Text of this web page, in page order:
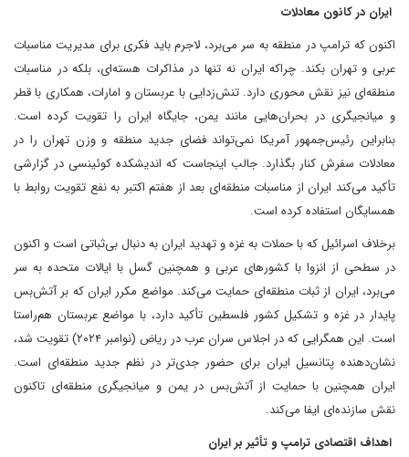
ایران در کانون معادلات
اکنون که ترامپ در منطقه به سر می‌برد، لاجرم باید فکری برای مدیریت مناسبات
عربی و تهران بکند. چراکه ایران نه تنها در مذاکرات هسته‌ای، بلکه در مناسبات
منطقه‌ای نیز نقش محوری دارد. تنش‌زدایی با عربستان و امارات، همکاری با قطر
و میانجیگری در بحران‌هایی مانند یمن، جایگاه ایران را تقویت کرده است.
بنابراین رئیس‌جمهور آمریکا نمی‌تواند فضای جدید منطقه و وزن تهران را در
معادلات سفرش کنار بگذارد. جالب اینجاست که اندیشکده کوئینسی در گزارشی
تأکید می‌کند ایران از مناسبات منطقه‌ای بعد از هفتم اکتبر به نفع تقویت روابط با
همسایگان استفاده کرده است.
برخلاف اسرائیل که با حملات به غزه و تهدید ایران به دنبال بی‌ثباتی است و اکنون
در سطحی از انزوا با کشورهای عربی و همچنین گسل با ایالات متحده به سر
می‌برد، ایران از ثبات منطقه‌ای حمایت می‌کند. مواضع مکرر ایران که بر آتش‌بس
پایدار در غزه و تشکیل کشور فلسطین تأکید دارد، با مواضع عربستان هم‌راستا
است. این همگرایی که در اجلاس سران عرب در ریاض (نوامبر ۲۰۲۴) تقویت شد،
نشان‌دهنده پتانسیل ایران برای حضور جدی‌تر در نظم جدید منطقه‌ای است.
ایران همچنین با حمایت از آتش‌بس در یمن و میانجیگری منطقه‌ای تاکنون
نقش سازنده‌ای ایفا می‌کند.
اهداف اقتصادی ترامپ و تأثیر بر ایران